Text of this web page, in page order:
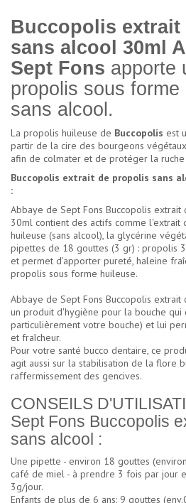
Buccopolis
sans alcool 30ml
Sept Fons apporte
propolis sous
sans alcool.
La propolis huileuse de Buccopolis est
partir de la cire des bourgeons
afin de colmater et de protéger la
Buccopolis extrait de propolis sans
:
Abbaye de Sept Fons Buccopolis
30ml contient des actifs comme
huileuse (sans alcool), la glycérine
pipettes de 18 gouttes (3 gr) : propolis
et permet d'apporter pureté, haleine
propolis sous forme huileuse.
Abbaye de Sept Fons Buccopolis
un produit d'hygiène pour la bouche
particulièrement votre bouche) et lui
et fraîcheur.
Pour votre santé bucco dentaire, ce
agit aussi sur la stabilisation de la flore
raffermissement des gencives.
CONSEILS
Sept Fons Buccopolis
sans alcool :
Une pipette - environ 18 gouttes
café de miel - à prendre 3 fois par jour
3g/jour.
Enfants de plus de 6 ans: 9 gouttes